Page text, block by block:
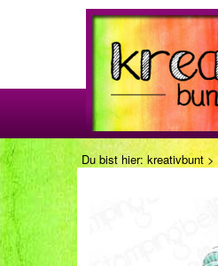
Du bist hier: kreativbunt >